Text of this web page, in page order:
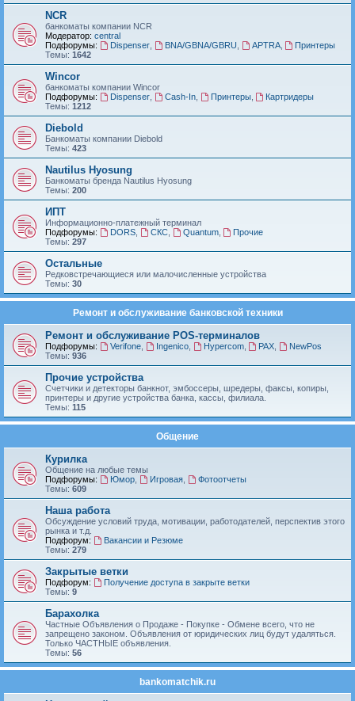
NCR
банкоматы компании NCR
Модератор: central
Подфорумы:
Dispenser, BNA/GBNA/GBRU APTRA,
Принтеры
Темы: 1642
Wincor
банкоматы компании Wincor
Подфорумы:
Dispenser, Cash-In, Принтеры,
Картридеры
Темы: 1212
Diebold
Банкоматы компании Diebold
Темы: 423
Nautilus Hyosung
Банкоматы бренда Nautilus Hyosung
Темы: 200
ИПТ
Информационно-платежный терминал
Подфорумы:
DORS, СКС, Quantum,
Прочие
Темы: 297
Остальные
Редковстречающиеся или малочисленные устройства
Темы: 30
Ремонт и обслуживание банковской техники
Ремонт и обслуживание POS-терминалов
Подфорумы: Verifone, Ingenico, Hypercom, PAX
NewPos
Темы: 936
Прочие устройства
Счетчики и детекторы банкнот, эмбоссеры, шредеры, факсы, копиры,
принтеры и другие устройства банка, кассы, филиала.
Темы: 115
Общение
Курилка
Общение на любые темы
Подфорумы:
Юмор, Игровая,
Фотоотчеты
Темы: 609
Наша работа
Обсуждение условий труда, мотивации, работодателей, перспектив этого
рынка и т.д.
Подфорум:
Вакансии и Резюме
Темы: 279
Закрытые ветки
Подфорум:
Получение доступа в закрыте ветки
Темы: 9
Барахолка
Частные Объявления о Продаже - Покупке - Обмене всего, что не
запрещено законом. Объявления от юридических лиц будут удаляться.
Только ЧАСТНЫЕ объявления.
Темы: 56
bankomatchik.ru